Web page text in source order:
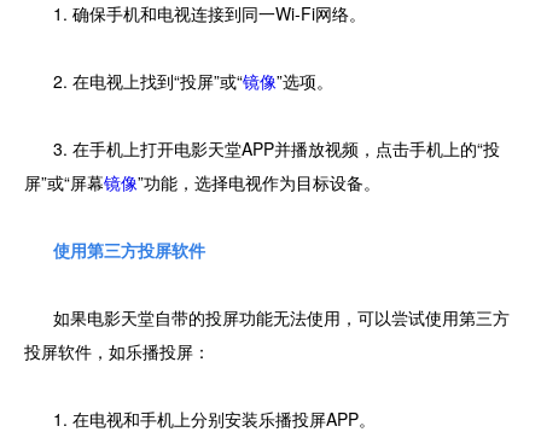
1. 确保手机和电视连接到同一Wi-Fi网络。
2. 在电视上找到“投屏”或“镜像”选项。
3. 在手机上打开电影天堂APP并播放视频，点击手机上的“投
屏”或“屏幕镜像”功能，选择电视作为目标设备。
使用第三方投屏软件
如果电影天堂自带的投屏功能无法使用，可以尝试使用第三方
投屏软件，如乐播投屏：
1. 在电视和手机上分别安装乐播投屏APP。